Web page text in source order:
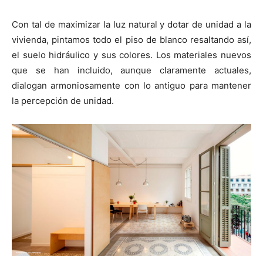
Con tal de maximizar la luz natural y dotar de unidad a la
vivienda, pintamos todo el piso de blanco resaltando así,
el suelo hidráulico y sus colores. Los materiales nuevos
que se han incluido, aunque claramente actuales,
dialogan armoniosamente con lo antiguo para mantener
la percepción de unidad.